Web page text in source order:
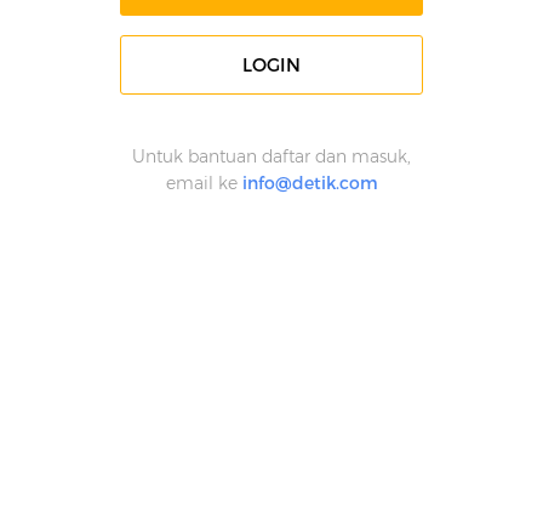
LOGIN
Untuk bantuan daftar dan masuk,
email ke info@detik.com